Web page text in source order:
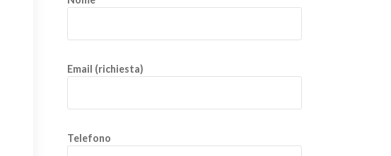
Email (richiesta)
Telefono